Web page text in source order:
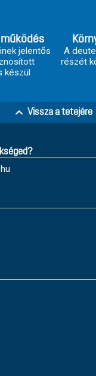
jelentős
készül
A
részét
Vissza a tetejére